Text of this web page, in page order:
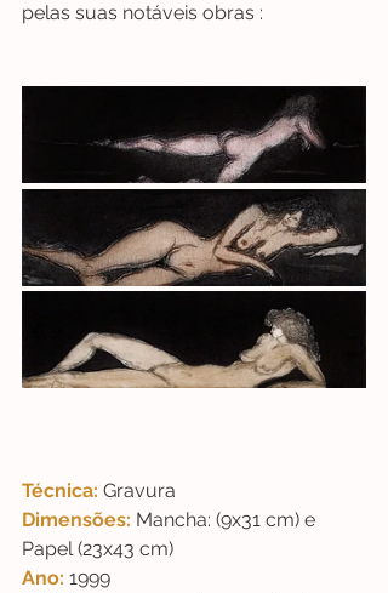
pelas suas notáveis obras :
Técnica: Gravura
Dimensões: Mancha: (9x31 cm) e
Papel (23x43 cm)
Ano: 1999